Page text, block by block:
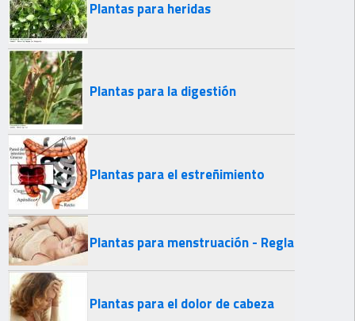
Plantas para heridas
Plantas para la digestión
Plantas para el estreñimiento
Plantas para menstruación - Regla
Plantas para el dolor de cabeza